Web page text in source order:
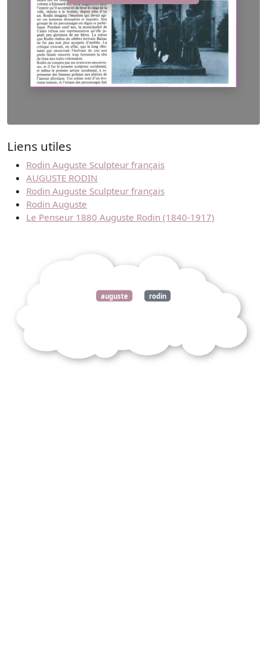
Liens utiles
Rodin Auguste Sculpteur français
AUGUSTE RODIN
Rodin Auguste Sculpteur français
Rodin Auguste
Le Penseur 1880 Auguste Rodin (1840-1917)
auguste rodin